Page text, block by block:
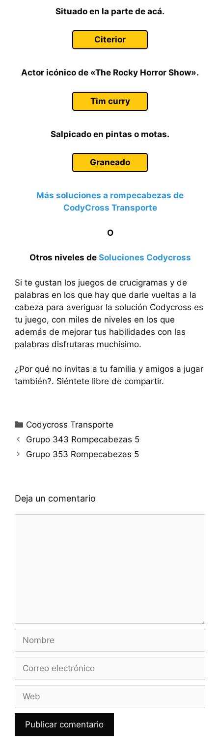
Situado en la parte de acá.
Citerior
Actor icónico de «The Rocky Horror Show».
Tim curry
Salpicado en pintas o motas.
Graneado
Más soluciones a rompecabezas de
CodyCross Transporte
O
Otros niveles de Soluciones Codycross
Si te gustan los juegos de crucigramas y de
palabras en los que hay que darle vueltas a la
cabeza para averiguar la solución Codycross es
tu juego, con miles de niveles en los que
además de mejorar tus habilidades con las
palabras disfrutaras muchísimo.
¿Por qué no invitas a tu familia y amigos a jugar
también?. Siéntete libre de compartir.
Categorías
Codycross Transporte
Grupo 343 Rompecabezas 5
Grupo 353 Rompecabezas 5
Deja un comentario
electrónico